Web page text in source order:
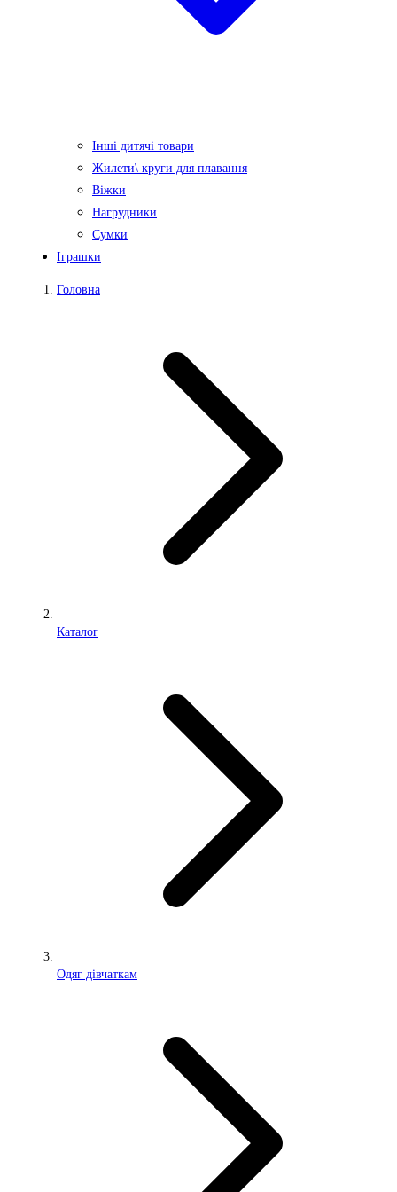
Інші дитячі товари
Жилети\ круги для плавання
Віжки
Нагрудники
Сумки
Іграшки
Головна
Каталог
Одяг дівчаткам